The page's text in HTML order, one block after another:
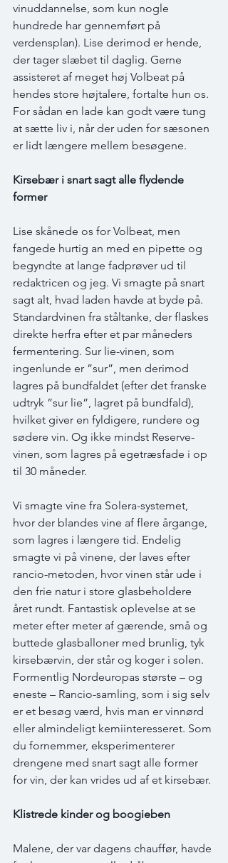
vinuddannelse, som kun nogle
hundrede har gennemført på
verdensplan). Lise derimod er hende,
der tager slæbet til daglig. Gerne
assisteret af meget høj Volbeat på
hendes store højtalere, fortalte hun os.
For sådan en lade kan godt være tung
at sætte liv i, når der uden for sæsonen
er lidt længere mellem besøgene.
Kirsebær i snart sagt alle flydende
former
Lise skånede os for Volbeat, men
fangede hurtig an med en pipette og
begyndte at lange fadprøver ud til
redaktricen og jeg. Vi smagte på snart
sagt alt, hvad laden havde at byde på.
Standardvinen fra ståltanke, der flaskes
direkte herfra efter et par måneders
fermentering. Sur lie-vinen, som
ingenlunde er ”sur”, men derimod
lagres på bundfaldet (efter det franske
udtryk ”sur lie”, lagret på bundfald),
hvilket giver en fyldigere, rundere og
sødere vin. Og ikke mindst Reserve-
vinen, som lagres på egetræsfade i op
til 30 måneder.
Vi smagte vine fra Solera-systemet,
hvor der blandes vine af flere årgange,
som lagres i længere tid. Endelig
smagte vi på vinene, der laves efter
rancio-metoden, hvor vinen står ude i
den frie natur i store glasbeholdere
året rundt. Fantastisk oplevelse at se
meter efter meter af gærende, små og
buttede glasballoner med brunlig, tyk
kirsebærvin, der står og koger i solen.
Formentlig Nordeuropas største – og
eneste – Rancio-samling, som i sig selv
er et besøg værd, hvis man er vinnørd
eller almindeligt kemiinteresseret. Som
du fornemmer, eksperimenterer
drengene med snart sagt alle former
for vin, der kan vrides ud af et kirsebær.
Klistrede kinder og boogieben
Malene, der var dagens chauffør, havde